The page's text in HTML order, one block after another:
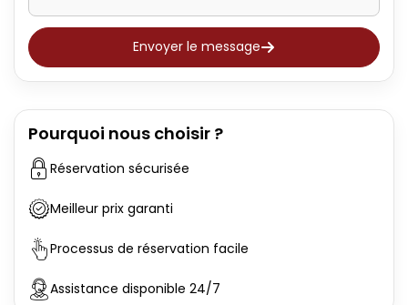
Envoyer le message
Pourquoi nous choisir ?
Réservation sécurisée
Meilleur prix garanti
Processus de réservation facile
Assistance disponible 24/7